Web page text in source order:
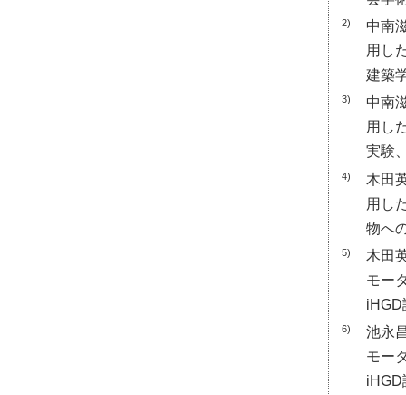
2)
中南
用し
建築
3)
中南
用し
実験
4)
木田
用し
物へ
5)
木田
モー
iHGD
6)
池永
モー
iHGD